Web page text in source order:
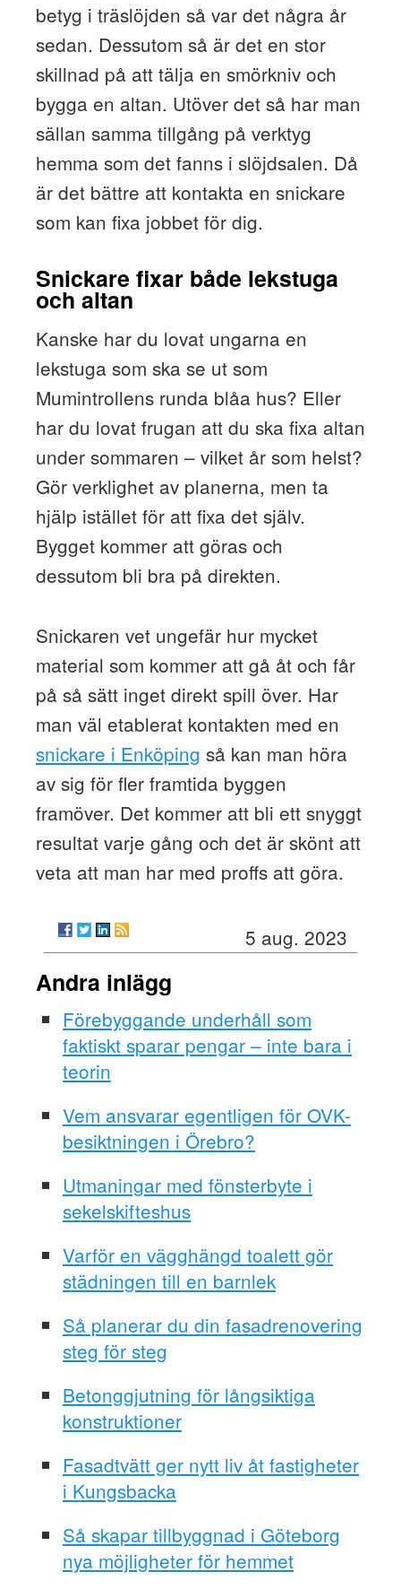
betyg i träslöjden så var det några år
sedan. Dessutom så är det en stor
skillnad på att tälja en smörkniv och
bygga en altan. Utöver det så har man
sällan samma tillgång på verktyg
hemma som det fanns i slöjdsalen. Då
är det bättre att kontakta en snickare
som kan fixa jobbet för dig.
Snickare fixar både lekstuga
och altan
Kanske har du lovat ungarna en
lekstuga som ska se ut som
Mumintrollens runda blåa hus? Eller
har du lovat frugan att du ska fixa altan
under sommaren – vilket år som helst?
Gör verklighet av planerna, men ta
hjälp istället för att fixa det själv.
Bygget kommer att göras och
dessutom bli bra på direkten.
Snickaren vet ungefär hur mycket
material som kommer att gå åt och får
på så sätt inget direkt spill över. Har
man väl etablerat kontakten med en
snickare i Enköping så kan man höra
av sig för fler framtida byggen
framöver. Det kommer att bli ett snyggt
resultat varje gång och det är skönt att
veta att man har med proffs att göra.
5 aug. 2023
Andra inlägg
Förebyggande underhåll som
faktiskt sparar pengar – inte bara i
teorin
Vem ansvarar egentligen för OVK-
besiktningen i Örebro?
Utmaningar med fönsterbyte i
sekelskifteshus
Varför en vägghängd toalett gör
städningen till en barnlek
Så planerar du din fasadrenovering
steg för steg
Betonggjutning för långsiktiga
konstruktioner
Fasadtvätt ger nytt liv åt fastigheter
i Kungsbacka
Så skapar tillbyggnad i Göteborg
nya möjligheter för hemmet